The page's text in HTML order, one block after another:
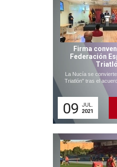
Firma
Federación
La Nucía se
Triatlón" tras el
09
JUL.
2021